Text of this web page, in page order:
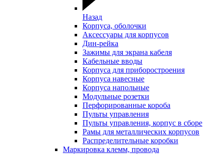
Назад
Корпуса, оболочки
Аксессуары для корпусов
Дин-рейка
Зажимы для экрана кабеля
Кабельные вводы
Корпуса для приборостроения
Корпуса навесные
Корпуса напольные
Модульные розетки
Перфорированные короба
Пульты управления
Пульты управления, корпус в сборе
Рамы для металлических корпусов
Распределительные коробки
Маркировка клемм, провода